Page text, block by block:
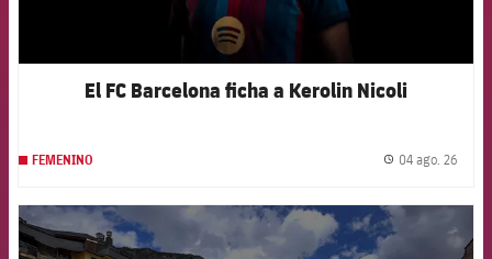
El FC Barcelona ficha a Kerolin Nicoli
FEMENINO 04 ago. 26
FCB Barcelona badge